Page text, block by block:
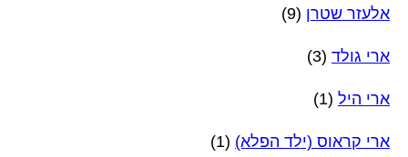
אלעזר שטרן (9)
ארי גולד (3)
ארי היל (1)
ארי קראוס (ילד הפלא) (1)